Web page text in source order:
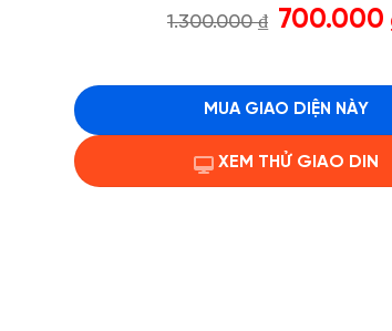
1.300.000₫
Giá
gốc
700.000
MUA GIAO DIỆN NÀY
XEM THỬ GIAO DIN